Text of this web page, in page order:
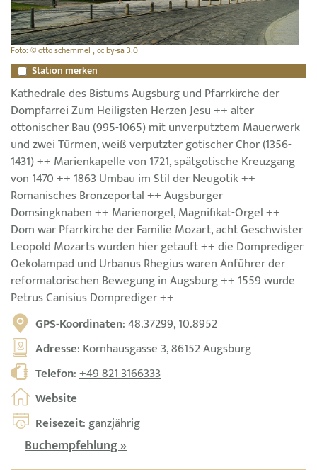
Foto: © otto schemmel , cc by-sa 3.0
Station merken
Kathedrale des Bistums Augsburg und Pfarrkirche der
Dompfarrei Zum Heiligsten Herzen Jesu ++ alter
ottonischer Bau (995-1065) mit unverputztem Mauerwerk
und zwei Türmen, weiß verputzter gotischer Chor (1356-
1431) ++ Marienkapelle von 1721, spätgotische Kreuzgang
von 1470 ++ 1863 Umbau im Stil der Neugotik ++
Romanisches Bronzeportal ++ Augsburger
Domsingknaben ++ Marienorgel, Magnifikat-Orgel ++
Dom war Pfarrkirche der Familie Mozart, acht Geschwister
Leopold Mozarts wurden hier getauft ++ die Domprediger
Oekolampad und Urbanus Rhegius waren Anführer der
reformatorischen Bewegung in Augsburg ++ 1559 wurde
Petrus Canisius Domprediger ++
GPS-Koordinaten: 48.37299, 10.8952
Adresse: Kornhausgasse 3, 86152 Augsburg
Telefon:+49 821 3166333
Website
Reisezeit: ganzjährig
Buchempfehlung »